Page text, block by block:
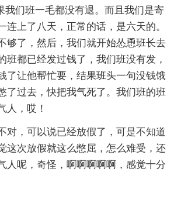
我们班一毛都没有退。而且我们是寄
连上了八天，正常的话，是六天的。
够了，然后，我们就开始怂恿班长去
班都已经发过钱了，我们班没有发，
了让他帮忙要，结果班头一句没钱饿
了过去，快把我气死了。我们班的班
人，哎！
对，可以说已经放假了，可是不知道
这次放假就这么憋屈，怎么难受，还
人呢，奇怪，啊啊啊啊啊，感觉十分